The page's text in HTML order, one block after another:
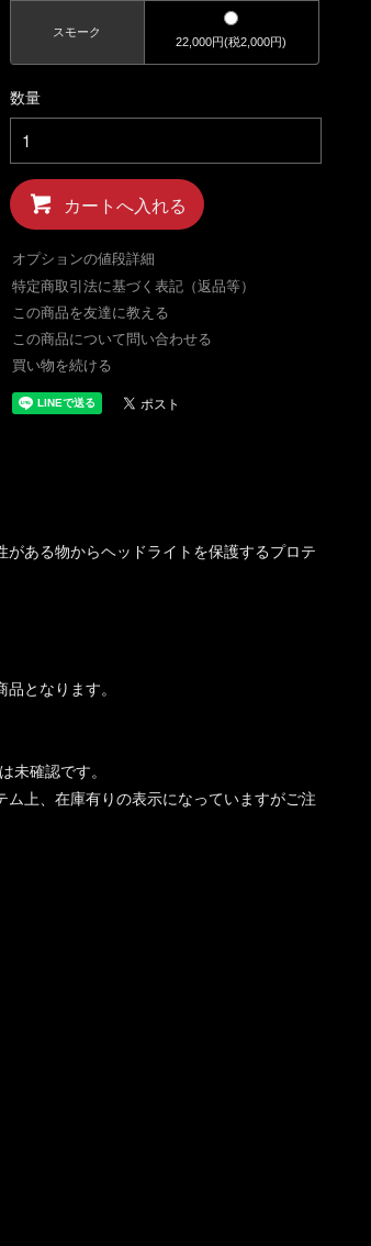
スモーク
22,000円(税2,000円)
数量
カートへ入れる
オプションの値段詳細
特定商取引法に基づく表記（返品等）
この商品を友達に教える
この商品について問い合わせる
買い物を続ける
ある物からヘッドライトを保護するプロテ
となります。
確認です。
上、在庫有りの表示になっていますがご注